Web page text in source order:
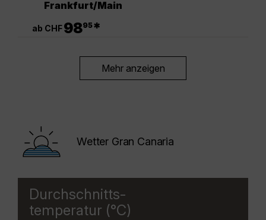
Frankfurt/Main
ab CHF9895*
Mehr anzeigen
Wetter Gran Canaria
Durchschnitts-
temperatur (°C)